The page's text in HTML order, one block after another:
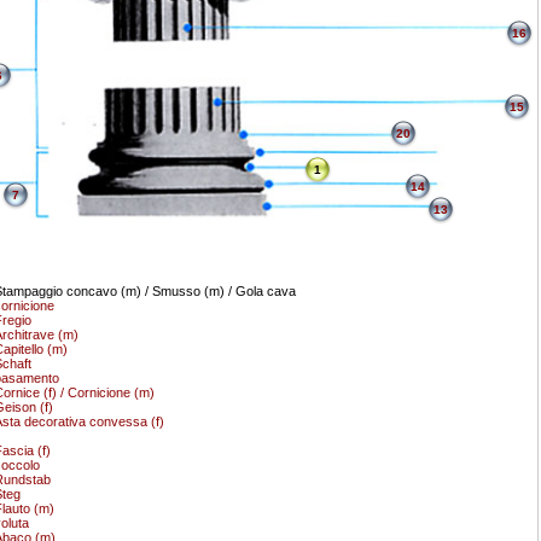
1
concavo (m) / Smusso (m) / Gola cava
(m)
(m)
7
(f) / Cornicione (m)
(f)
decorativa convessa (f)
(f)
13
14
15
(m)
16
(m)
20